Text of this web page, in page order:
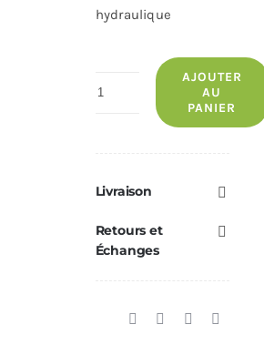
hydraulique
quantité
ECOFOREST
—
AJOUTER
AU
PANIER
Livraison
Retours et
Échanges